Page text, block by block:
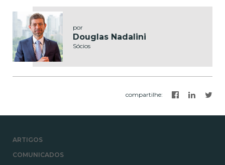
por
Douglas Nadalini
Sócios
compartilhe:
ARTIGOS
COMUNICADOS